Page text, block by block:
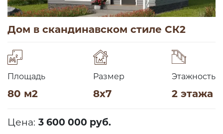
Дом в скандинавском стиле СК2
Площадь
80 м2
Размер
8х7
Этажность
2 этажа
Цена: 3 600 000 руб.